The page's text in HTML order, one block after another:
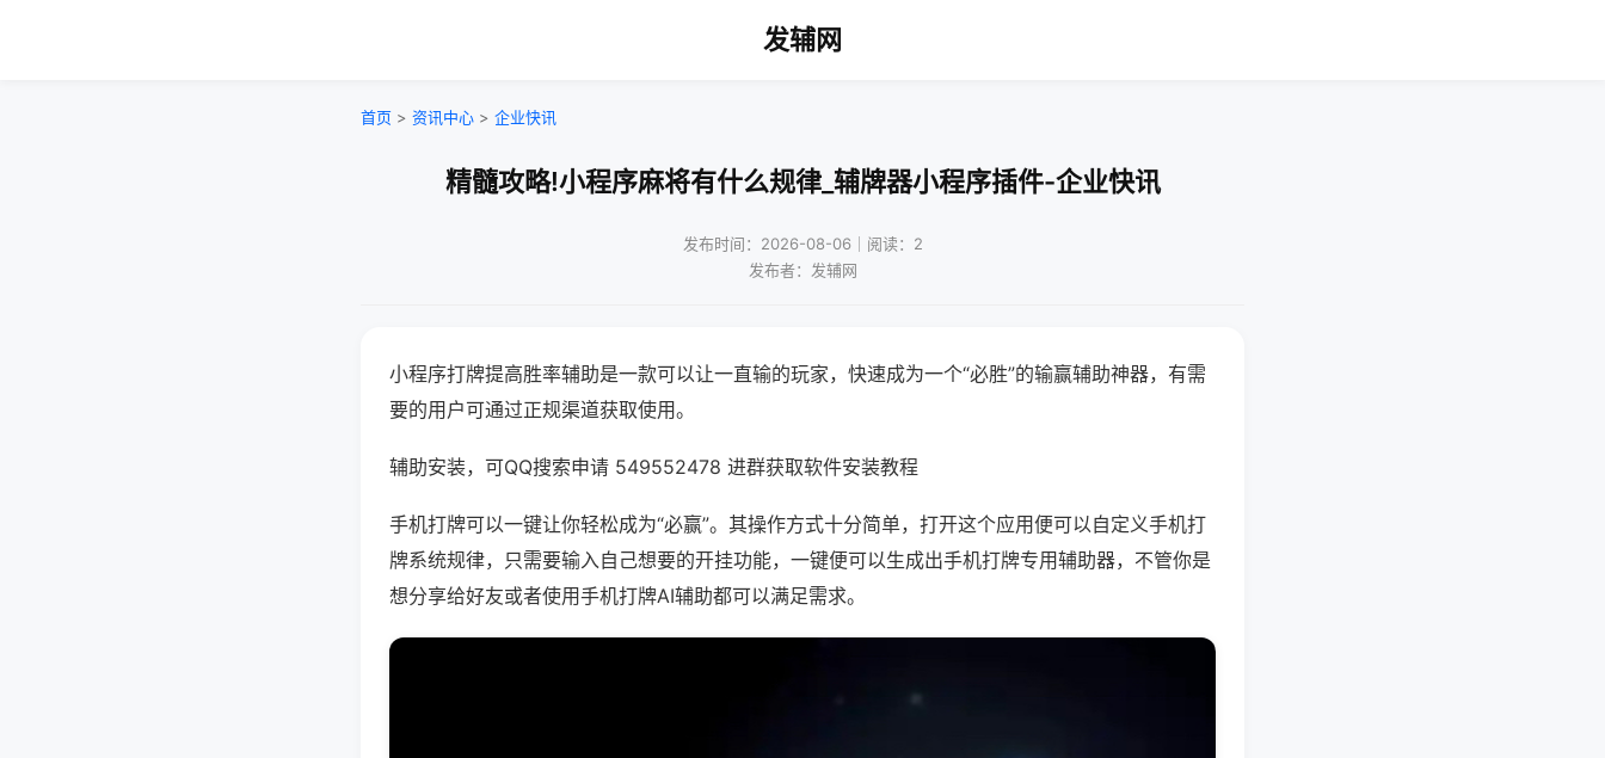
发辅网
首页 > 资讯中心 > 企业快讯
精髓攻略!小程序麻将有什么规律_辅牌器小程序插件-企业快讯
发布时间：2026-08-06｜阅读：2
发布者：发辅网
小程序打牌提高胜率辅助是一款可以让一直输的玩家，快速成为一个“必胜”的输赢辅助神器，有需
要的用户可通过正规渠道获取使用。
辅助安装，可QQ搜索申请 549552478 进群获取软件安装教程
手机打牌可以一键让你轻松成为“必赢”。其操作方式十分简单，打开这个应用便可以自定义手机打
牌系统规律，只需要输入自己想要的开挂功能，一键便可以生成出手机打牌专用辅助器，不管你是
想分享给好友或者使用手机打牌AI辅助都可以满足需求。